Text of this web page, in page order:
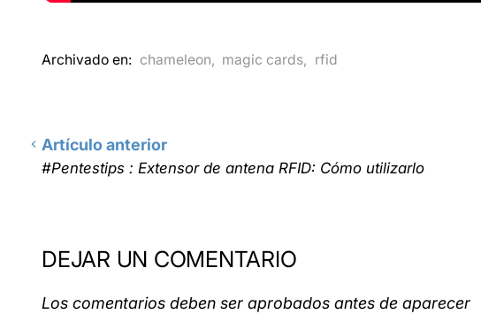
Archivado en: chameleon, magic cards, rfid
Artículo anterior
#Pentestips : Extensor de antena RFID: Cómo utilizarlo
DEJAR UN COMENTARIO
Los comentarios deben ser aprobados antes de aparecer